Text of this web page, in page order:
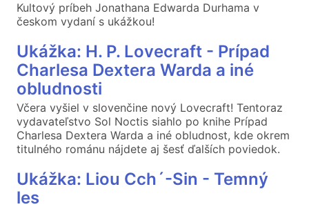
Kultový príbeh Jonathana Edwarda Durhama v
českom vydaní s ukážkou!
Ukážka: H. P. Lovecraft - Prípad
Charlesa Dextera Warda a iné
obludnosti
Včera vyšiel v slovenčine nový Lovecraft! Tentoraz
vydavateľstvo Sol Noctis siahlo po knihe Prípad
Charlesa Dextera Warda a iné obludnost, kde okrem
titulného románu nájdete aj šesť ďalších poviedok.
Ukážka: Liou Cch´-Sin - Temný
les